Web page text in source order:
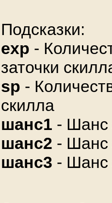
Подсказки:
exp -
заточки
sp -
скилла
шанс1 - Шанс
шанс2 - Шанс
шанс3 - Шанс